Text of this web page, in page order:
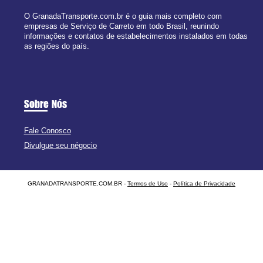
O GranadaTransporte.com.br é o guia mais completo com
empresas de Serviço de Carreto em todo Brasil, reunindo
informações e contatos de estabelecimentos instalados em todas
as regiões do país.
Sobre Nós
Fale Conosco
Divulgue seu négocio
GRANADATRANSPORTE.COM.BR - Termos de Uso - Política de Privacidade